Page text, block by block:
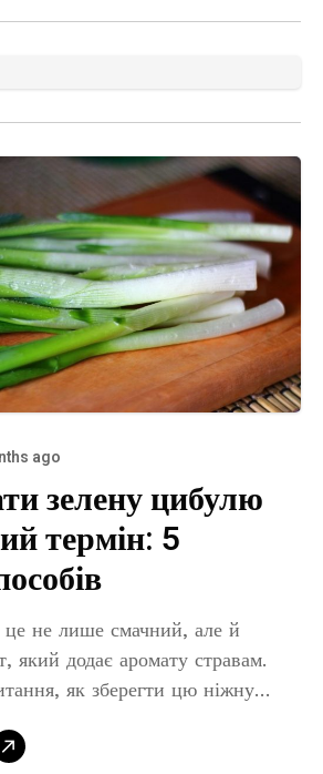
ago
зелену цибулю
термін: 5
не лише смачний, але й
який додає аромату стравам.
як зберегти цю ніжну